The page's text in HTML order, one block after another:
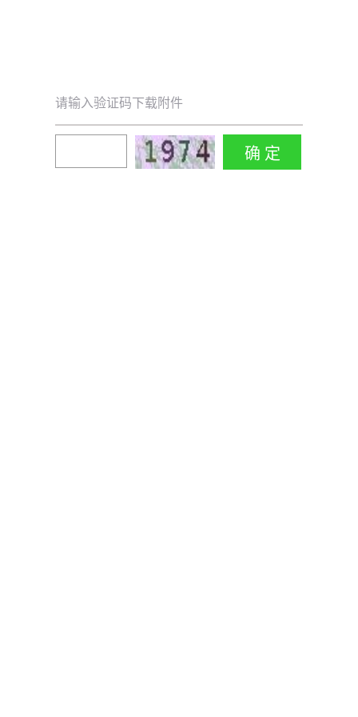
请输入验证码下载附件